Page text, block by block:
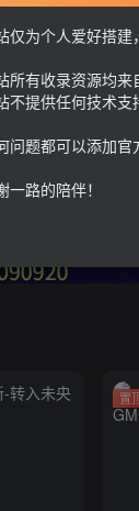
置
仅为个人爱好搭建
所有收录资源均来
不提供任何技术支
问题都可以添加官
一路的陪伴！